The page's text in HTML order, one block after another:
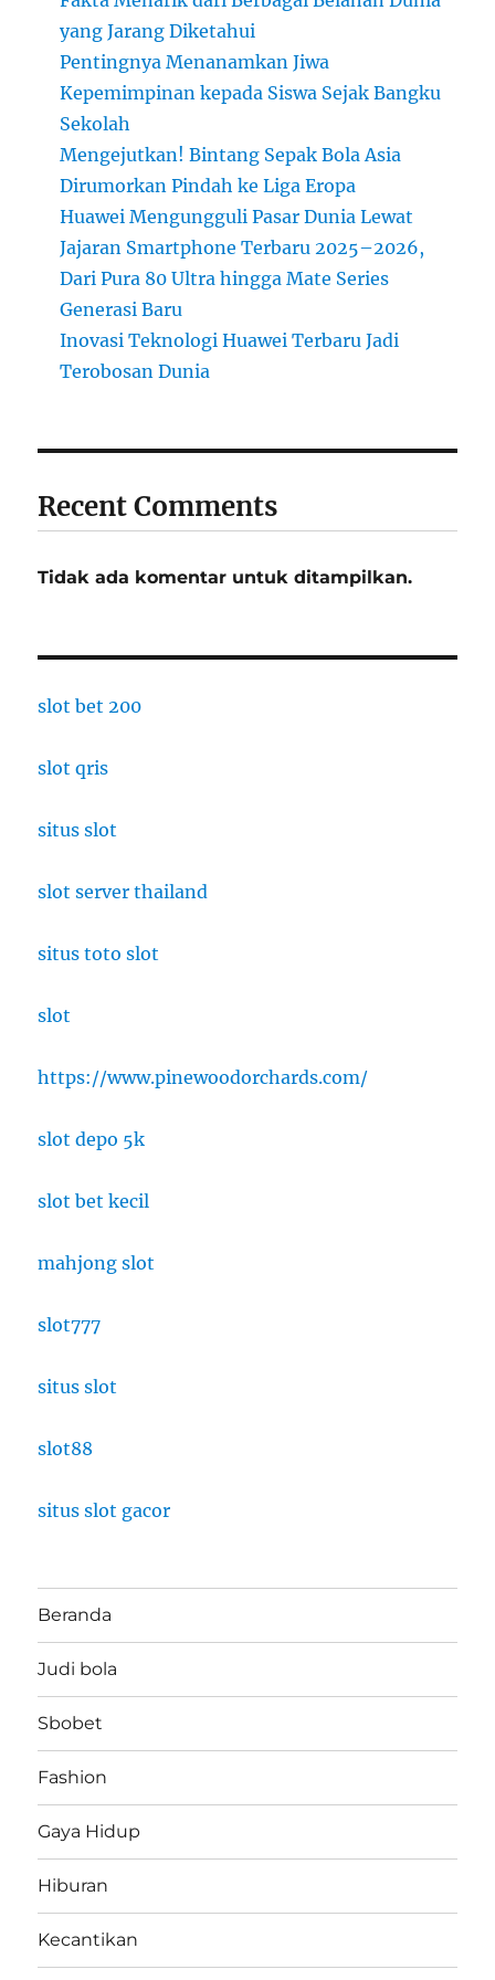
yang Jarang Diketahui
Pentingnya Menanamkan Jiwa
Kepemimpinan kepada Siswa Sejak Bangku
Sekolah
Mengejutkan! Bintang Sepak Bola Asia
Dirumorkan Pindah ke Liga Eropa
Huawei Mengungguli Pasar Dunia Lewat
Jajaran Smartphone Terbaru 2025–2026,
Dari Pura 80 Ultra hingga Mate Series
Generasi Baru
Inovasi Teknologi Huawei Terbaru Jadi
Terobosan Dunia
Recent Comments
Tidak ada komentar untuk ditampilkan.
slot bet 200
slot qris
situs slot
slot server thailand
situs toto slot
slot
https://www.pinewoodorchards.com/
slot depo 5k
slot bet kecil
mahjong slot
slot777
situs slot
slot88
situs slot gacor
Beranda
Judi bola
Sbobet
Fashion
Gaya Hidup
Hiburan
Kecantikan